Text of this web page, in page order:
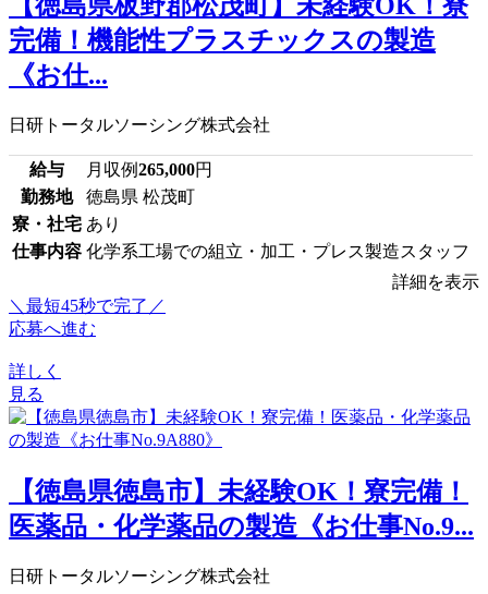
完備！機能性プラスチックスの製造
《お仕...
日研トータルソーシング株式会社
給与 月収例265,000円
勤務地
徳島県 松茂町
寮・社宅 あり
仕事内容 化学系工場での組立・加工・プレス製造スタッフ
詳細を表示
＼最短45秒で完了／
応募へ進む
詳しく
見る
【徳島県徳島市】未経験OK！寮完備！
医薬品・化学薬品の製造《お仕事No.9...
日研トータルソーシング株式会社